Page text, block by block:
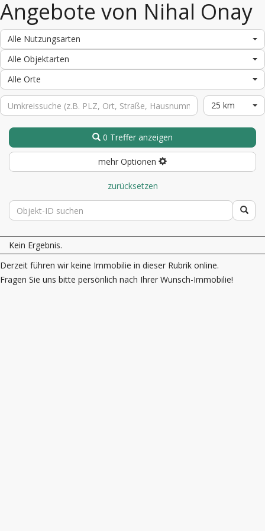
Angebote von Nihal Onay
Alle Nutzungsarten
Alle Objektarten
Alle Orte
25 km
0 Treffer anzeigen
mehr Optionen
zurücksetzen
Kein Ergebnis.
Derzeit führen wir keine Immobilie in dieser Rubrik online.
Fragen Sie uns bitte persönlich nach Ihrer Wunsch-Immobilie!